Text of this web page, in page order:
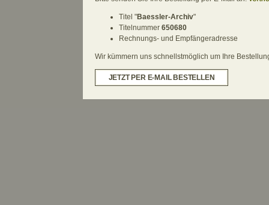
Titel "Baessler-Archiv"
Titelnummer 650680
Rechnungs- und Empfängeradresse
Wir kümmern uns schnellstmöglich um Ihre
JETZT PER E-MAIL BESTELLEN